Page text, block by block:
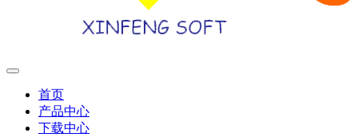
首页
产品中心
下载中心